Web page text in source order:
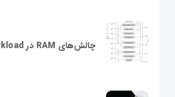
چالش‌های RAM در Workloadهای محاسباتی HPC